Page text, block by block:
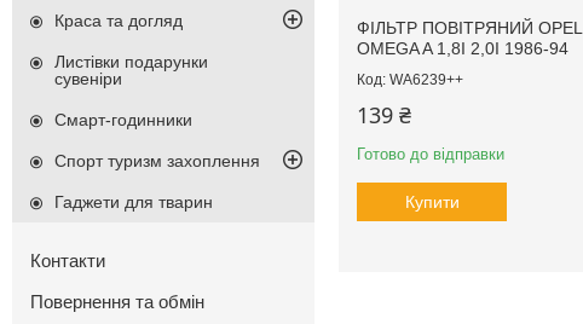
ФІЛЬТР ПОВІТРЯНИЙ OPEL
OMEGA A 1,8I 2,0I 1986-94
WA6239++
139 ₴
Готово до відправки
Купити
Краса та догляд
Листівки подарунки
сувеніри
Смарт-годинники
Спорт туризм захоплення
Гаджети для тварин
Контакти
Повернення та обмін